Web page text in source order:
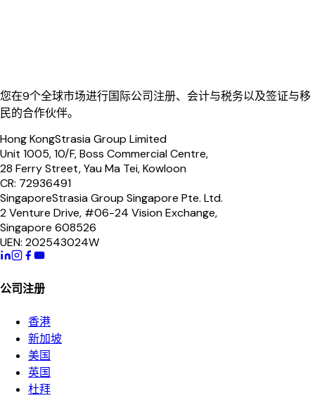
您在9个全球市场进行国际公司注册、会计与税务以及签证与移
民的合作伙伴。
Hong KongStrasia Group Limited
Unit 1005, 10/F, Boss Commercial Centre,
28 Ferry Street, Yau Ma Tei, Kowloon
CR: 72936491
SingaporeStrasia Group Singapore Pte. Ltd.
2 Venture Drive, #06-24 Vision Exchange,
Singapore 608526
UEN: 202543024W
公司注册
香港
新加坡
美国
英国
杜拜